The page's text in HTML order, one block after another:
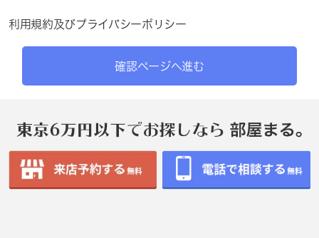
利用規約及びプライバシーポリシー
確認ページへ進む